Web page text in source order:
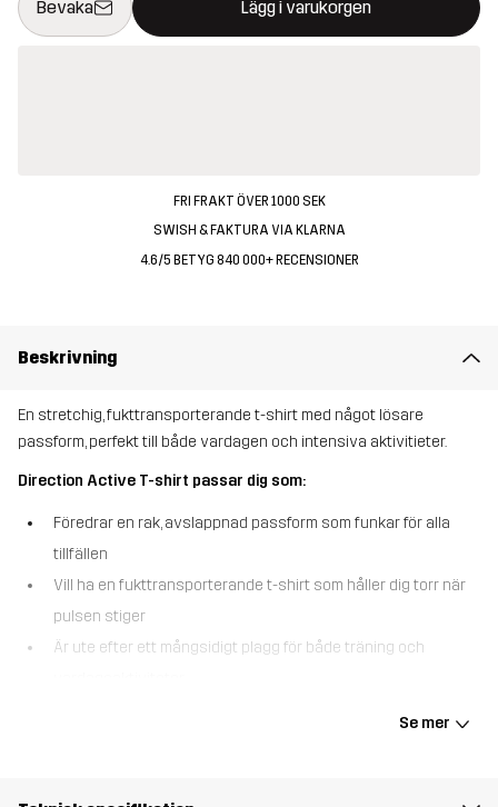
Bevaka Lägg i varukorgen
FRI FRAKT ÖVER 1000 SEK
SWISH & FAKTURA VIA KLARNA
4.6/5 BETYG 840 000+ RECENSIONER
Beskrivning
En stretchig, fukttransporterande t-shirt med något lösare
passform, perfekt till både vardagen och intensiva aktivitieter.
Direction Active T-shirt passar dig som:
Föredrar en rak, avslappnad passform som funkar för alla
tillfällen
Vill ha en fukttransporterande t-shirt som håller dig torr när
pulsen stiger
Är ute efter ett mångsidigt plagg för både träning och
Direction Active T-shirt kombinerar bekvämlighet, prestanda och
stretchiga och snabbtorkande materialet transporterar bort svett
Se mer